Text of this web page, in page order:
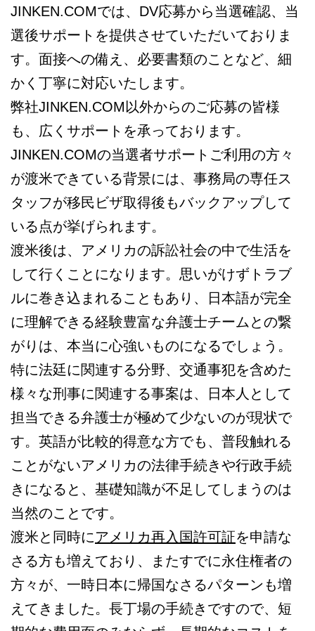
JINKEN.COMでは、DV応募から当選確認、当
選後サポートを提供させていただいておりま
す。面接への備え、必要書類のことなど、細
かく丁寧に対応いたします。
弊社JINKEN.COM以外からのご応募の皆様
も、広くサポートを承っております。
JINKEN.COMの当選者サポートご利用の方々
が渡米できている背景には、事務局の専任ス
タッフが移民ビザ取得後もバックアップして
いる点が挙げられます。
渡米後は、アメリカの訴訟社会の中で生活を
して行くことになります。思いがけずトラブ
ルに巻き込まれることもあり、日本語が完全
に理解できる経験豊富な弁護士チームとの繋
がりは、本当に心強いものになるでしょう。
特に法廷に関連する分野、交通事犯を含めた
様々な刑事に関連する事案は、日本人として
担当できる弁護士が極めて少ないのが現状で
す。英語が比較的得意な方でも、普段触れる
ことがないアメリカの法律手続きや行政手続
きになると、基礎知識が不足してしまうのは
当然のことです。
渡米と同時にアメリカ再入国許可証を申請な
さる方も増えており、またすでに永住権者の
方々が、一時日本に帰国なさるパターンも増
えてきました。長丁場の手続きですので、短